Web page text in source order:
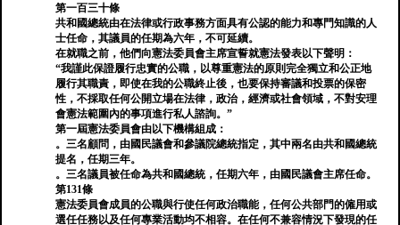
第一百三十條
共和國總統由在法律或行政事務方面具有公認的能力和專門知識的人
士任命，其議員的任期為六年，不可延續。
在就職之前，他們向憲法委員會主席宣誓就憲法發表以下聲明：
“我謹此保證履行忠實的公職，以尊重憲法的原則完全獨立和公正地
履行其職責，即使在我的公職終止後，也要保持審議和投票的保密
性，不採取任何公開立場在法律，政治，經濟或社會領域，不對安理
會憲法範圍內的事項進行私人諮詢。”
第一屆憲法委員會由以下機構組成：
。三名顧問，由國民議會和參議院總統指定，其中兩名由共和國總統
提名，任期三年。
。三名議員被任命為共和國總統，任期六年，由國民議會主席任命。
第131條
憲法委員會成員的公職與行使任何政治職能，任何公共部門的僱用或
選任任務以及任何專業活動均不相容。在任何不兼容情況下發現的任